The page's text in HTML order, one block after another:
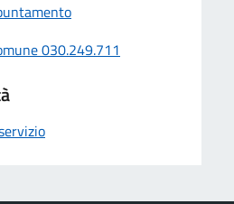
030.249.711